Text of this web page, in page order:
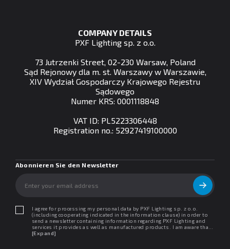
COMPANY DETAILS
PXF Lighting sp. z o.o.
73 Jutrzenki Street, 02-230 Warsaw, Poland
Sąd Rejonowy dla m. st. Warszawy w Warszawie,
XIV Wydział Gospodarczy Krajowego Rejestru
Sądowego
Numer KRS: 0001118848
VAT ID: PL5223306448
Registration no.: 52927419100000
Abonnieren Sie den Newsletter
I agree for processing my personal data by PXF Lighting sp. z o.o.
(including cooperating indicated in the information clause) in order to
send a newsletter containing information regarding PXF Lighting and
services it provides as well as manufactured products. I am aware that I
may withdraw my consent at any time. I declare that I have read the
[Expand]